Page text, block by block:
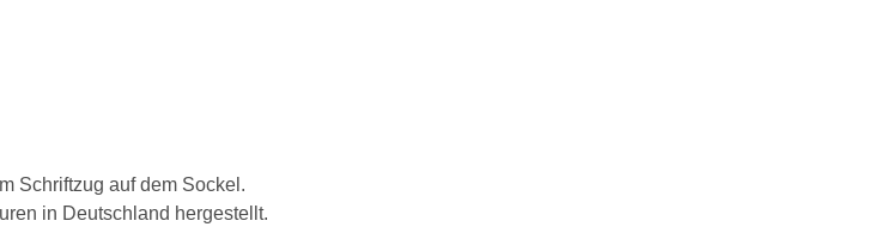
Schriftzug auf dem Sockel.
in Deutschland hergestellt.